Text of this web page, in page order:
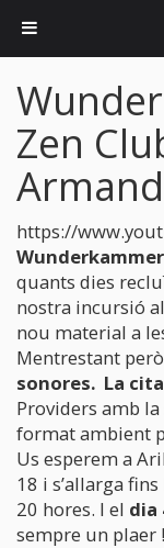
Zen
https://
Wunderkammer
quants dies
nostra incursió
nou material a
Mentrestant
sonores. La
Providers amb la
format ambient
Us esperem a
18 i s’allarga
20 hores. I el dia
sempre un plaer